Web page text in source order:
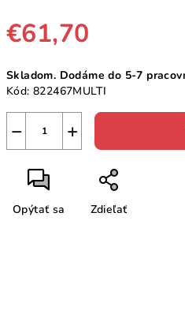
€61,70
cena:
Skladom. Dodáme do 5-7
Kód: 822467MULTI
+
−
Opýtať sa Zdieľať